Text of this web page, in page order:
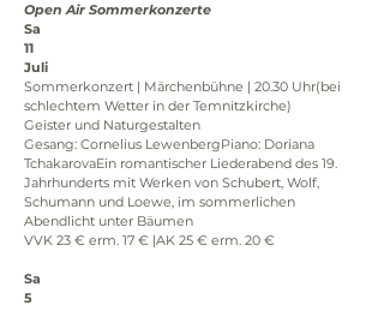
Open Air Sommerkonzerte
Sa
11
Juli
Sommerkonzert | Märchenbühne | 20.30 Uhr(bei
schlechtem Wetter in der Temnitzkirche)
Geister und Naturgestalten
Gesang: Cornelius LewenbergPiano: Doriana
TchakarovaEin romantischer Liederabend des 19.
Jahrhunderts mit Werken von Schubert, Wolf,
Schumann und Loewe, im sommerlichen
Abendlicht unter Bäumen
VVK 23 € erm. 17 € |AK 25 € erm. 20 €
Sa
5